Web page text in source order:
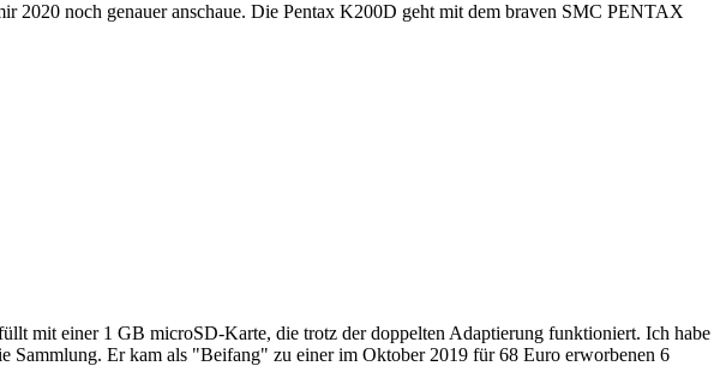
2020 noch genauer anschaue. Die Pentax K200D geht mit dem braven SMC PENTAX
mit einer 1 GB microSD-Karte, die trotz der doppelten Adaptierung funktioniert. Ich habe
Sammlung. Er kam als "Beifang" zu einer im Oktober 2019 für 68 Euro erworbenen 6